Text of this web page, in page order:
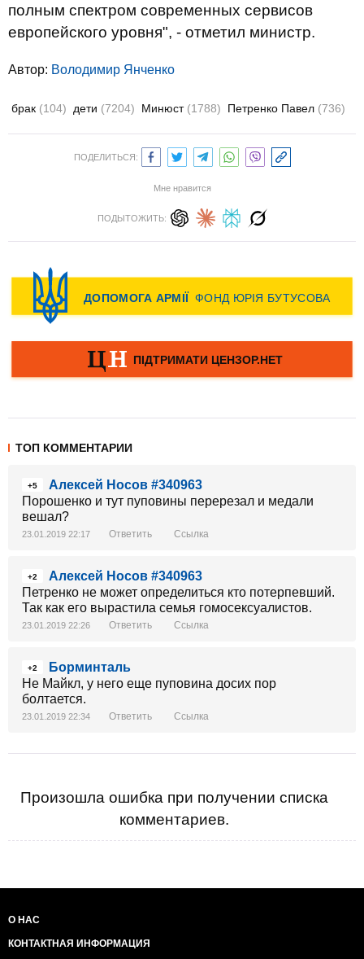
полным спектром современных сервисов
европейского уровня", - отметил министр.
Автор: Володимир Янченко
брак (104) дети (7204) Минюст (1788) Петренко Павел (736)
ПОДЕЛИТЬСЯ:
Мне нравится
ПОДЫТОЖИТЬ:
ТОП КОММЕНТАРИИ
+5
Алексей Носов #340963
Порошенко и тут пуповины перерезал и медали
вешал?
23.01.2019 22:17 Ответить Ссылка
+2
Алексей Носов #340963
Петренко не может определиться кто потерпевший.
Так как его вырастила семья гомосексуалистов.
23.01.2019 22:26 Ответить Ссылка
+2
Борминталь
Не Майкл, у него еще пуповина досих пор
болтается.
23.01.2019 22:34 Ответить Ссылка
Произошла ошибка при получении списка
комментариев.
О НАС
КОНТАКТНАЯ ИНФОРМАЦИЯ